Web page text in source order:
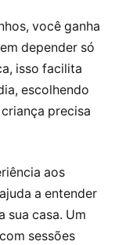
você ganha
depender só
isso facilita
escolhendo
precisa
aos
a entender
sua casa. Um
sessões